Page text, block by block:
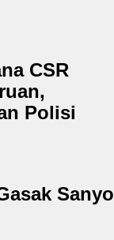
CSR
Polisi
Sanyo